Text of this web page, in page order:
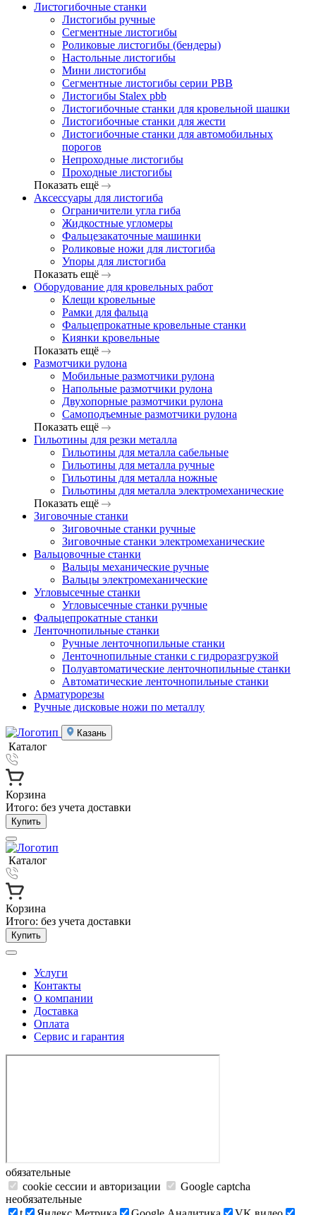
Листогибочные станки
Листогибы ручные
Сегментные листогибы
Роликовые листогибы (бендеры)
Настольные листогибы
Мини листогибы
Сегментные листогибы серии PBB
Листогибы Stalex pbb
Листогибочные станки для кровельной шашки
Листогибочные станки для жести
Листогибочные станки для автомобильных
порогов
Непроходные листогибы
Проходные листогибы
Показать ещё
Аксессуары для листогиба
Ограничители угла гиба
Жидкостные угломеры
Фальцезакаточные машинки
Роликовые ножи для листогиба
Упоры для листогиба
Показать ещё
Оборудование для кровельных работ
Клещи кровельные
Рамки для фальца
Фальцепрокатные кровельные станки
Киянки кровельные
Показать ещё
Размотчики рулона
Мобильные размотчики рулона
Напольные размотчики рулона
Двухопорные размотчики рулона
Самоподъемные размотчики рулона
Показать ещё
Гильотины для резки металла
Гильотины для металла сабельные
Гильотины для металла ручные
Гильотины для металла ножные
Гильотины для металла электромеханические
Показать ещё
Зиговочные станки
Зиговочные станки ручные
Зиговочные станки электромеханические
Вальцовочные станки
Вальцы механические ручные
Вальцы электромеханические
Угловысечные станки
Угловысечные станки ручные
Фальцепрокатные станки
Ленточнопильные станки
Ручные ленточнопильные станки
Ленточнопильные станки с гидроразгрузкой
Полуавтоматические ленточнопильные станки
Автоматические ленточнопильные станки
Арматурорезы
Ручные дисковые ножи по металлу
Казань
Каталог
Корзина
Итого: без учета доставки
Купить
Каталог
Корзина
Итого: без учета доставки
Купить
Услуги
Контакты
О компании
Доставка
Оплата
Сервис и гарантия
обязательные
cookie сессии и авторизации
Google captcha
необязательные